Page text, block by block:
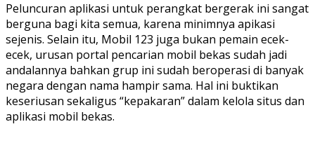
Peluncuran aplikasi untuk perangkat bergerak ini sangat
berguna bagi kita semua, karena minimnya apikasi
sejenis. Selain itu, Mobil 123 juga bukan pemain ecek-
ecek, urusan portal pencarian mobil bekas sudah jadi
andalannya bahkan grup ini sudah beroperasi di banyak
negara dengan nama hampir sama. Hal ini buktikan
keseriusan sekaligus “kepakaran” dalam kelola situs dan
aplikasi mobil bekas.